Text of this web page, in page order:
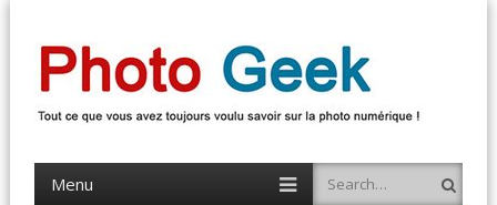
Photo Geek
Menu Search